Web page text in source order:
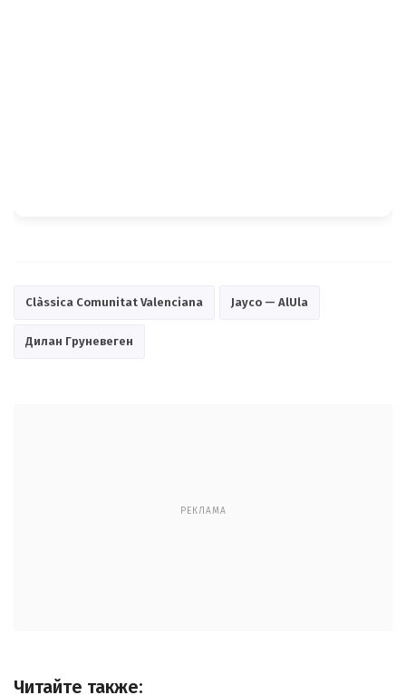
Clàssica Comunitat Valenciana Jayco — AlUla
Дилан Груневеген
РЕКЛАМА
Читайте также: